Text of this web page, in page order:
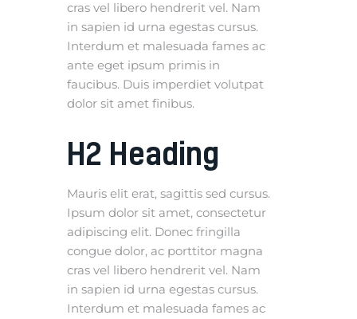
cras vel libero hendrerit vel. Nam
in sapien id urna egestas cursus.
Interdum et malesuada fames ac
ante eget ipsum primis in
faucibus. Duis imperdiet volutpat
dolor sit amet finibus.
H2 Heading
Mauris elit erat, sagittis sed cursus.
Ipsum dolor sit amet, consectetur
adipiscing elit. Donec fringilla
congue dolor, ac porttitor magna
cras vel libero hendrerit vel. Nam
in sapien id urna egestas cursus.
Interdum et malesuada fames ac